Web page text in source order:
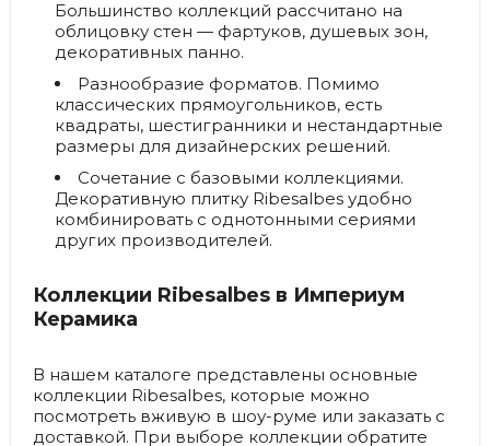
Большинство коллекций рассчитано на
облицовку стен — фартуков, душевых зон,
декоративных панно.
Разнообразие форматов. Помимо
классических прямоугольников, есть
квадраты, шестигранники и нестандартные
размеры для дизайнерских решений.
Сочетание с базовыми коллекциями.
Декоративную плитку Ribesalbes удобно
комбинировать с однотонными сериями
других производителей.
Коллекции Ribesalbes в Империум
Керамика
В нашем каталоге представлены основные
коллекции Ribesalbes, которые можно
посмотреть вживую в шоу-руме или заказать с
доставкой. При выборе коллекции обратите